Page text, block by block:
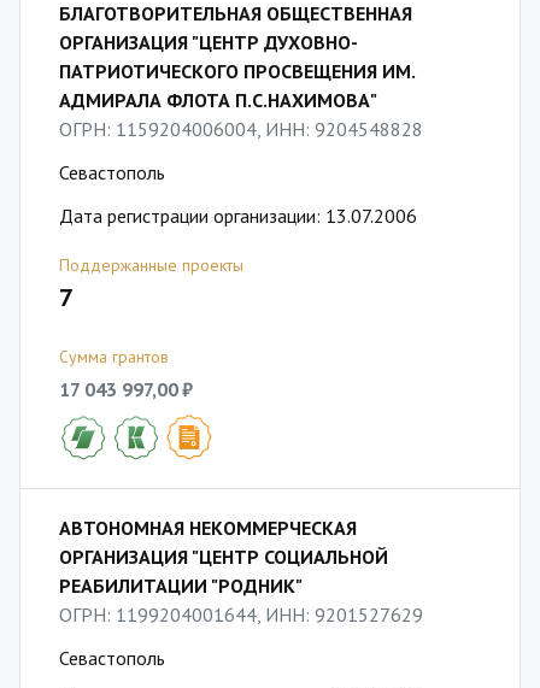
БЛАГОТВОРИТЕЛЬНАЯ ОБЩЕСТВЕННАЯ
ОРГАНИЗАЦИЯ "ЦЕНТР ДУХОВНО-
ПАТРИОТИЧЕСКОГО ПРОСВЕЩЕНИЯ ИМ.
АДМИРАЛА ФЛОТА П.С.НАХИМОВА"
ОГРН: 1159204006004, ИНН: 9204548828
Севастополь
Дата регистрации организации: 13.07.2006
Поддержанные проекты
7
Сумма грантов
17 043 997,00 ₽
АВТОНОМНАЯ НЕКОММЕРЧЕСКАЯ
ОРГАНИЗАЦИЯ "ЦЕНТР СОЦИАЛЬНОЙ
РЕАБИЛИТАЦИИ "РОДНИК"
ОГРН: 1199204001644, ИНН: 9201527629
Севастополь